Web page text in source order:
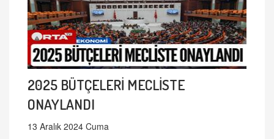
2025 BÜTÇELERİ MECLİSTE
ONAYLANDI
13 Aralık 2024 Cuma